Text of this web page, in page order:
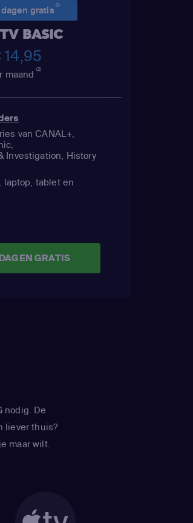
gratis(1)
BASIC
14,95
maand(2)
van CANAL+,
Investigation, History
laptop, tablet en
GRATIS
nodig. De
liever thuis?
maar wilt.